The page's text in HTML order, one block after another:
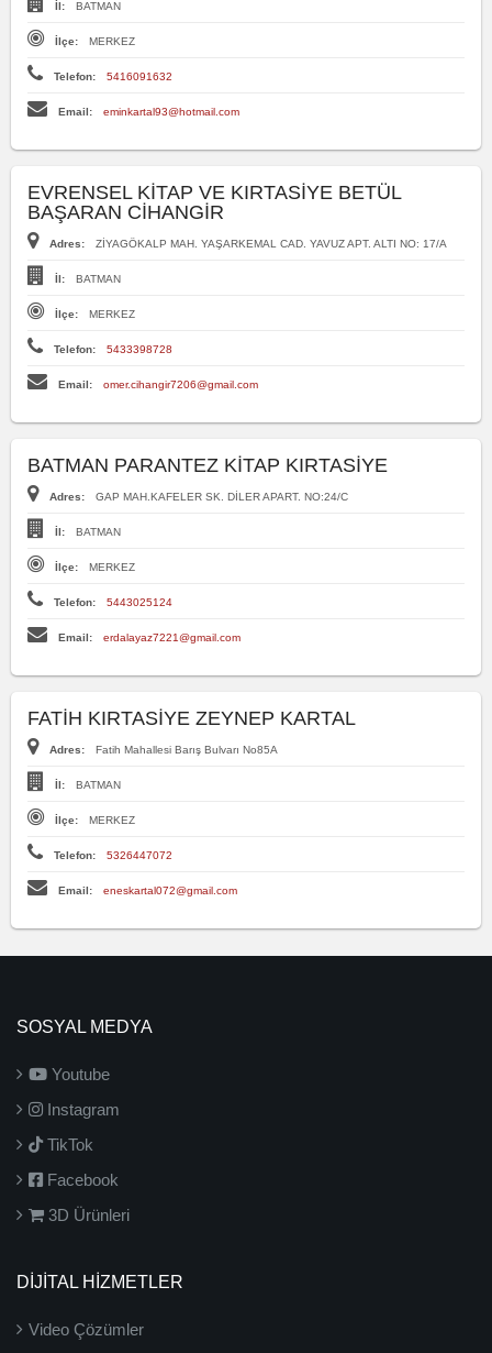
İl: BATMAN
İlçe: MERKEZ
Telefon: 5416091632
Email: eminkartal93@hotmail.com
EVRENSEL KİTAP VE KIRTASİYE BETÜL
BAŞARAN CİHANGİR
Adres: ZİYAGÖKALP MAH. YAŞARKEMAL CAD. YAVUZ APT. ALTI NO: 17/A
İl: BATMAN
İlçe: MERKEZ
Telefon: 5433398728
Email: omer.cihangir7206@gmail.com
BATMAN PARANTEZ KİTAP KIRTASİYE
Adres: GAP MAH.KAFELER SK. DİLER APART. NO:24/C
İl: BATMAN
İlçe: MERKEZ
Telefon: 5443025124
Email: erdalayaz7221@gmail.com
FATİH KIRTASİYE ZEYNEP KARTAL
Adres: Fatih Mahallesi Barış Bulvarı No85A
İl: BATMAN
İlçe: MERKEZ
Telefon: 5326447072
Email: eneskartal072@gmail.com
SOSYAL MEDYA
Youtube
Instagram
TikTok
Facebook
3D Ürünleri
DİJİTAL HİZMETLER
Video Çözümler